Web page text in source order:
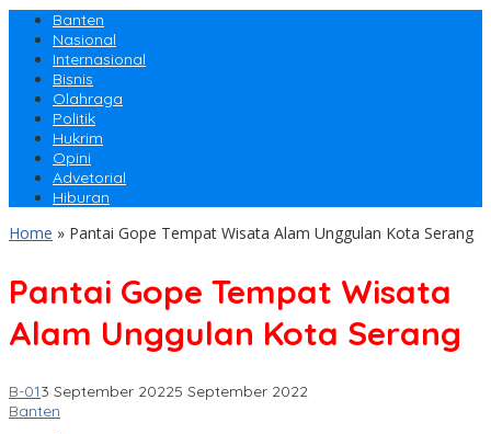
Banten
Nasional
Internasional
Bisnis
Olahraga
Politik
Hukrim
Opini
Advetorial
Hiburan
Home » Pantai Gope Tempat Wisata Alam Unggulan Kota Serang
Pantai Gope Tempat Wisata
Alam Unggulan Kota Serang
B-013 September 20225 September 2022
Banten